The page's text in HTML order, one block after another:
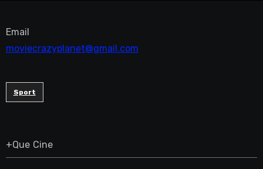
Email
moviecrazyplanet@gmail.com
Sport
+Que Cine